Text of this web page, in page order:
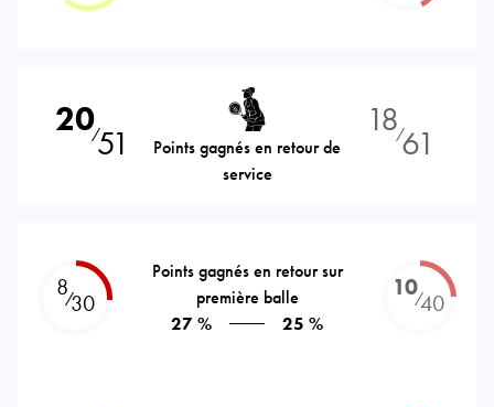
20⁄51
Points gagnés en retour de
service
18⁄61
8⁄30
Points gagnés en retour sur
première balle
27 %
25 %
10⁄40